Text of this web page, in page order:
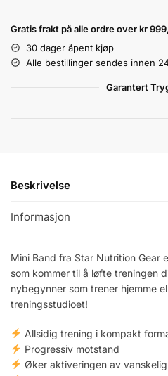
Gratis frakt på alle ordre over kr
30 dager åpent kjøp
Alle bestillinger sendes innen
Garantert
Beskrivelse
Informasjon
Mini Band fra Star Nutrition Gear
som kommer til å løfte treningen
nybegynner som trener hjemme
treningsstudioet!
Allsidig trening i kompakt
Progressiv motstand
Øker aktiveringen av